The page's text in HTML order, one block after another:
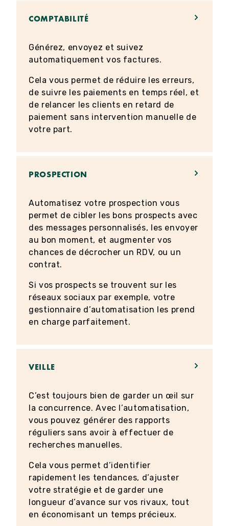
COMPTABILITÉ
Générez, envoyez et suivez
automatiquement vos factures.
Cela vous permet de réduire les erreurs,
de suivre les paiements en temps réel, et
de relancer les clients en retard de
paiement sans intervention manuelle de
votre part.
PROSPECTION
Automatisez votre prospection vous
permet de cibler les bons prospects avec
des messages personnalisés, les envoyer
au bon moment, et augmenter vos
chances de décrocher un RDV, ou un
contrat.
Si vos prospects se trouvent sur les
réseaux sociaux par exemple, votre
gestionnaire d’automatisation les prend
en charge parfaitement.
VEILLE
C’est toujours bien de garder un œil sur
la concurrence. Avec l’automatisation,
vous pouvez générer des rapports
réguliers sans avoir à effectuer de
recherches manuelles.
Cela vous permet d’identifier
rapidement les tendances, d’ajuster
votre stratégie et de garder une
longueur d’avance sur vos rivaux, tout
en économisant un temps précieux.